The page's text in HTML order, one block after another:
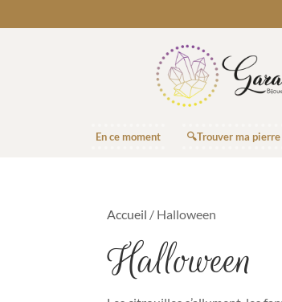
En ce moment 🔍Trouver ma pierre
Accueil / Halloween
Halloween